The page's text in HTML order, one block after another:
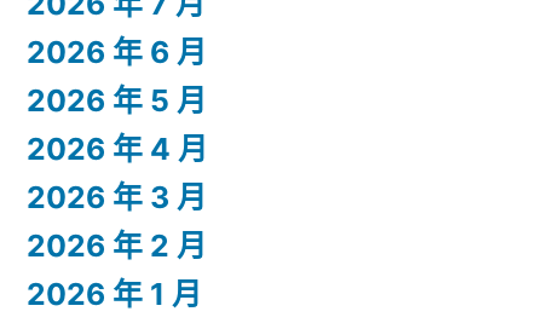
2026 年 6 月
2026 年 5 月
2026 年 4 月
2026 年 3 月
2026 年 2 月
2026 年 1 月